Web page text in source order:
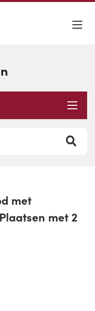
met
met 2